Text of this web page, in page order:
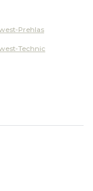
Prehlas
Technic